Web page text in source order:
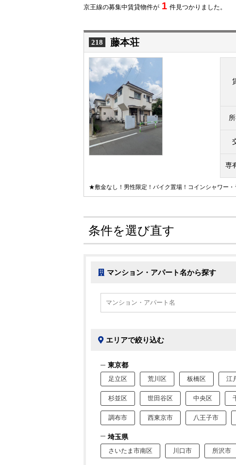
京王線の募集中賃貸物件が 1 件見つかりました。
218 藤本荘
専
★敷金なし！男性限定！バイク置場！コインシャワー
条件を選び直す
マンション・アパート名から探す
エリアで絞り込む
東京都
足立区 荒川区 板橋区 江
杉並区 世田谷区 中央区
調布市 西東京市 八王子市
埼玉県
さいたま市南区 川口市 所沢市